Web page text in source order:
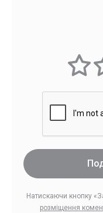
Натискаючи кнопку
розміщення